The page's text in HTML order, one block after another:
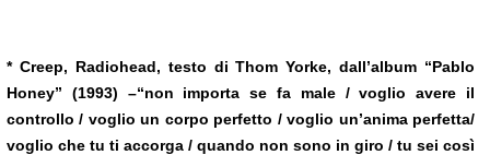
* Creep, Radiohead, testo di Thom Yorke, dall’album “Pablo
Honey” (1993) –“non importa se fa male / voglio avere il
controllo / voglio un corpo perfetto / voglio un’anima perfetta/
voglio che tu ti accorga / quando non sono in giro / tu sei così